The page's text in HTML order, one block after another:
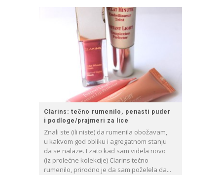
Clarins: tečno rumenilo, penasti puder
i podloge/prajmeri za lice
Znali ste (ili niste) da rumenila obožavam,
u kakvom god obliku i agregatnom stanju
da se nalaze. I zato kad sam videla novo
(iz prolećne kolekcije) Clarins tečno
rumenilo, prirodno je da sam poželela da...